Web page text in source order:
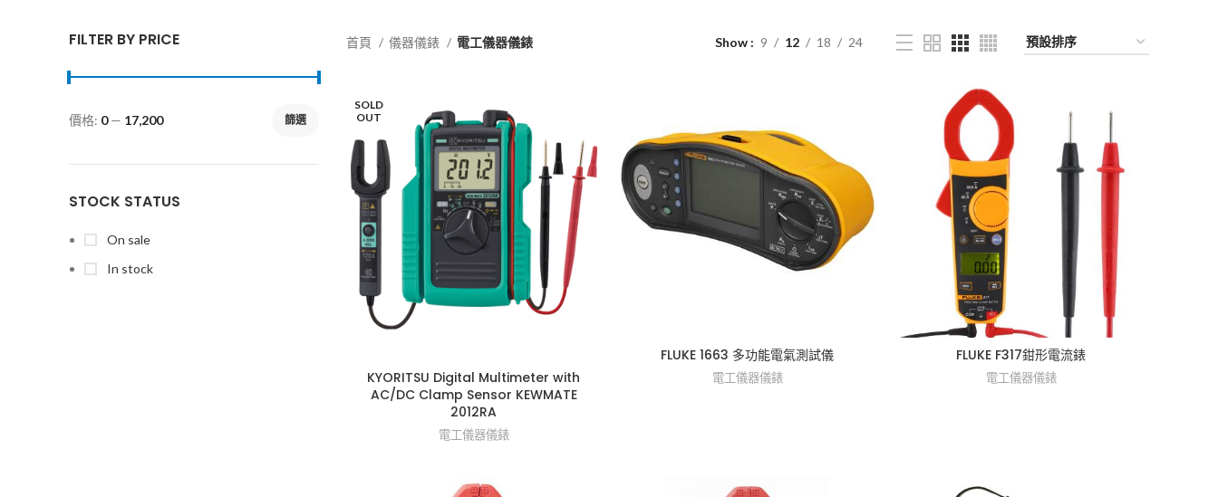
FILTER BY PRICE
篩選
價格: 0— 17,200
STOCK STATUS
On sale
In stock
首頁 儀器儀錶 電工儀器儀錶 Show 9 12 18 24
SOLD
OUT
KYORITSU Digital Multimeter with
AC/DC Clamp Sensor KEWMATE
2012RA
電工儀器儀錶
FLUKE 1663 多功能電氣測試儀
電工儀器儀錶
FLUKE F317鉗形電流錶
電工儀器儀錶